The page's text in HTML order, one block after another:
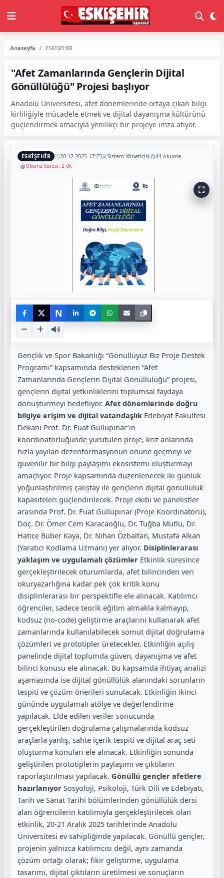
Anasayfa ESKİŞEHİR
"Afet Zamanlarında Gençlerin Dijital
Gönüllülüğü" Projesi başlıyor
Anadolu Üniversitesi, afet dönemlerinde ortaya çıkan bilgi
kirliliğiyle mücadele etmek ve dijital dayanışma kültürünü
güçlendirmek amacıyla yenilikçi bir projeye imza atıyor.
ESKİŞEHİR 20.12.2025 17:25 Sistem Yöneticisi 44 okuma
Okuma Süresi: 2 dk
N
Gençlik ve Spor Bakanlığı “Gönüllüyüz Biz Proje Destek
Programı” kapsamında desteklenen “Afet
Zamanlarında Gençlerin Dijital Gönüllülüğü” projesi,
gençlerin dijital yetkinliklerini toplumsal faydaya
dönüştürmeyi hedefliyor. Afet dönemlerinde doğru
bilgiye erişim ve dijital vatandaşlık Edebiyat Fakültesi
Dekanı Prof. Dr. Fuat Güllüpınar’ın
koordinatörlüğünde yürütülen proje, kriz anlarında
hızla yayılan dezenformasyonun önüne geçmeyi ve
güvenilir bir bilgi paylaşımı ekosistemi oluşturmayı
amaçlıyor. Proje kapsamında düzenlenecek iki günlük
yoğunlaştırılmış çalıştay ile gençlerin dijital gönüllülük
kapasiteleri güçlendirilecek. Proje ekibi ve panelistler
arasında Prof. Dr. Fuat Güllüpınar (Proje Koordinatörü),
Doç. Dr. Ömer Cem Karacaoğlu, Dr. Tuğba Mutlu, Dr.
Hatice Büber Kaya, Dr. Nihan Özbaltan, Mustafa Alkan
(Yaratıcı Kodlama Uzmanı) yer alıyor. Disiplinlerarası
yaklaşım ve uygulamalı çözümler Etkinlik süresince
gerçekleştirilecek oturumlarda, afet bilincinden veri
okuryazarlığına kadar pek çok kritik konu
disiplinlerarası bir perspektifle ele alınacak. Katılımcı
öğrenciler, sadece teorik eğitim almakla kalmayıp,
kodsuz (no-code) geliştirme araçlarını kullanarak afet
zamanlarında kullanılabilecek somut dijital doğrulama
çözümleri ve prototipler üretecekler. Etkinliğin açılış
panelinde dijital toplumda güven, dayanışma ve afet
bilinci konusu ele alınacak. Bu kapsamda ihtiyaç analizi
aşamasında ise dijital gönüllülük alanındaki sorunların
tespiti ve çözüm önerileri sunulacak. Etkinliğin ikinci
gününde uygulamalı atölye ve değerlendirme
yapılacak. Elde edilen veriler sonucunda
gerçekleştirilen doğrulama çalışmalarında kodsuz
araçlarla yanlış, sahte içerik tespiti ve dijital araç seti
oluşturma konuları ele alınacak. Etkinliğin sonunda
geliştirilen prototiplerin paylaşımı ve çıktıların
raporlaştırılması yapılacak. Gönüllü gençler afetlere
hazırlanıyor Sosyoloji, Psikoloji, Türk Dili ve Edebiyatı,
Tarih ve Sanat Tarihi bölümlerinden gönüllülük dersi
alan öğrencilerin katılımıyla gerçekleştirilecek olan
etkinlik, 20-21 Aralık 2025 tarihlerinde Anadolu
Üniversitesi ev sahipliğinde yapılacak. Gönüllü gençler,
projenin yalnızca katılımcısı değil, aynı zamanda
çözüm ortağı olarak; fikir geliştirme, uygulama
tasarımı, dijital çıktıların üretilmesi ve sonuçların